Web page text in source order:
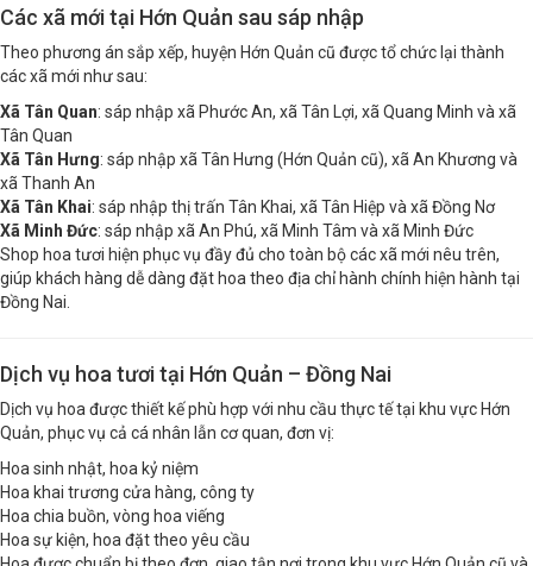
Các xã mới tại Hớn Quản sau sáp nhập
Theo phương án sắp xếp, huyện Hớn Quản cũ được tổ chức lại thành
Xã Tân Quan
: sáp nhập xã Phước An, xã Tân Lợi, xã Quang Minh và xã
Tân Quan
Xã Tân Hưng : sáp nhập xã Tân Hưng (Hớn Quản cũ), xã An Khương và
xã Thanh An
Xã Tân Khai
: sáp nhập thị trấn Tân Khai, xã Tân Hiệp và xã Đồng Nơ
Xã Minh Đức
: sáp nhập xã An Phú, xã Minh Tâm và xã Minh Đức
Shop hoa tươi hiện phục vụ đầy đủ cho toàn bộ các xã mới nêu trên,
giúp khách hàng dễ dàng đặt hoa theo địa chỉ hành chính hiện hành tại
Đồng Nai.
Dịch vụ hoa tươi tại Hớn Quản – Đồng Nai
Dịch vụ hoa được thiết kế phù hợp với nhu cầu thực tế tại khu vực Hớn
Quản, phục vụ cả cá nhân lẫn cơ quan, đơn vị:
Hoa sinh nhật, hoa kỷ niệm
Hoa khai trương cửa hàng, công ty
Hoa chia buồn, vòng hoa viếng
Hoa sự kiện, hoa đặt theo yêu cầu